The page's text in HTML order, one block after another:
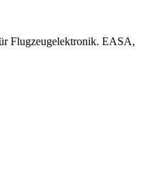
Flugzeugelektronik. EASA,